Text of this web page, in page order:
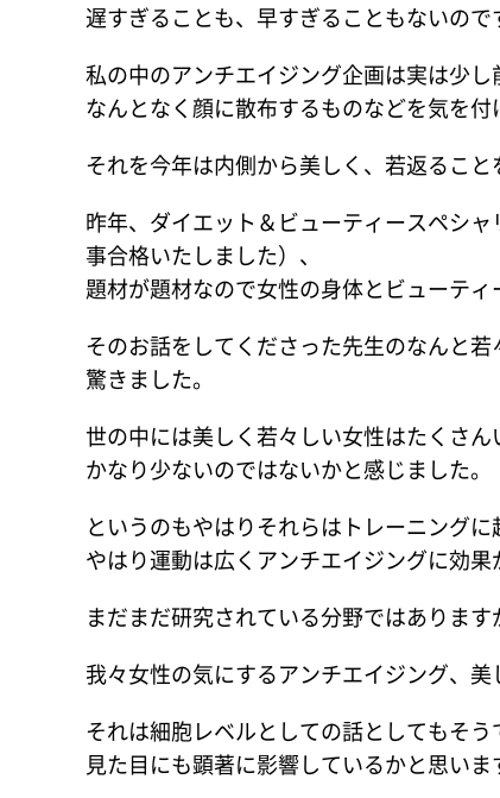
遅すぎることも、早すぎることもないので
私の中のアンチエイジング企画は実は少し
なんとなく顔に散布するものなどを気を付
それを今年は内側から美しく、若返ること
昨年、ダイエット＆ビューティースペシ
事合格いたしました）、
題材が題材なので女性の身体とビューテ
そのお話をしてくださった先生のなんと若
驚きました。
世の中には美しく若々しい女性はたくさ
かなり少ないのではないかと感じました。
というのもやはりそれらはトレーニング
やはり運動は広くアンチエイジングに効果
まだまだ研究されている分野ではあります
我々女性の気にするアンチエイジング、
それは細胞レベルとしての話としてもそう
見た目にも顕著に影響しているかと思いま